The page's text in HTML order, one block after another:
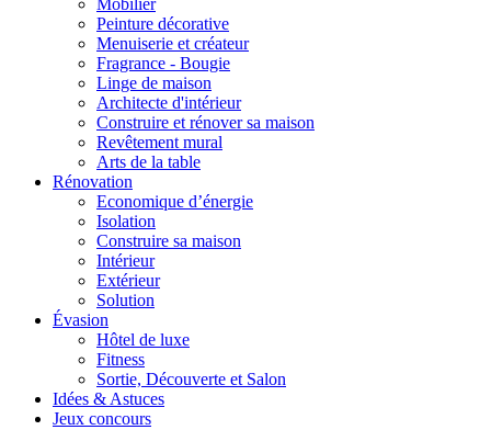
Mobilier
Peinture décorative
Menuiserie et créateur
Fragrance - Bougie
Linge de maison
Architecte d'intérieur
Construire et rénover sa maison
Revêtement mural
Arts de la table
Rénovation
Economique d’énergie
Isolation
Construire sa maison
Intérieur
Extérieur
Solution
Évasion
Hôtel de luxe
Fitness
Sortie, Découverte et Salon
Idées & Astuces
Jeux concours